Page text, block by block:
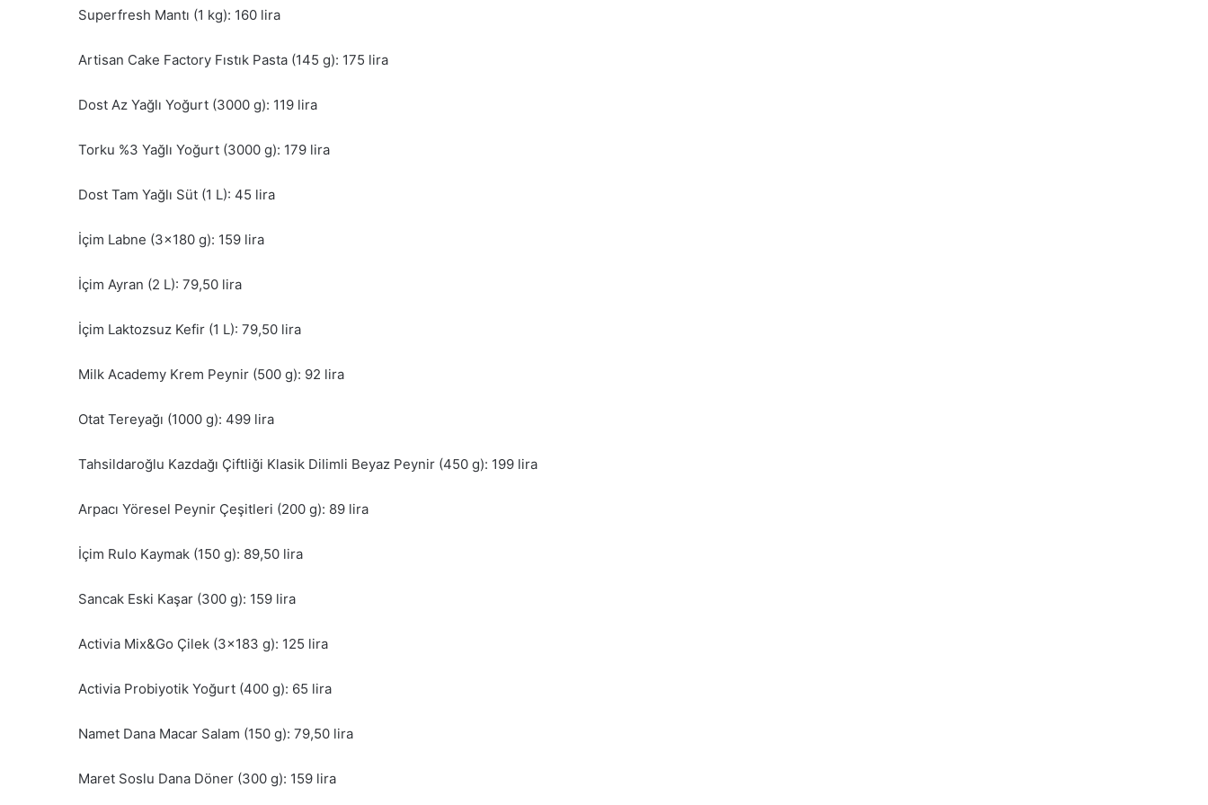
Superfresh Mantı (1 kg): 160 lira
Artisan Cake Factory Fıstık Pasta (145 g): 175 lira
Dost Az Yağlı Yoğurt (3000 g): 119 lira
Torku %3 Yağlı Yoğurt (3000 g): 179 lira
Dost Tam Yağlı Süt (1 L): 45 lira
İçim Labne (3×180 g): 159 lira
İçim Ayran (2 L): 79,50 lira
İçim Laktozsuz Kefir (1 L): 79,50 lira
Milk Academy Krem Peynir (500 g): 92 lira
Otat Tereyağı (1000 g): 499 lira
Tahsildaroğlu Kazdağı Çiftliği Klasik Dilimli Beyaz Peynir (450 g): 199 lira
Arpacı Yöresel Peynir Çeşitleri (200 g): 89 lira
İçim Rulo Kaymak (150 g): 89,50 lira
Sancak Eski Kaşar (300 g): 159 lira
Activia Mix&Go Çilek (3×183 g): 125 lira
Activia Probiyotik Yoğurt (400 g): 65 lira
Namet Dana Macar Salam (150 g): 79,50 lira
Maret Soslu Dana Döner (300 g): 159 lira